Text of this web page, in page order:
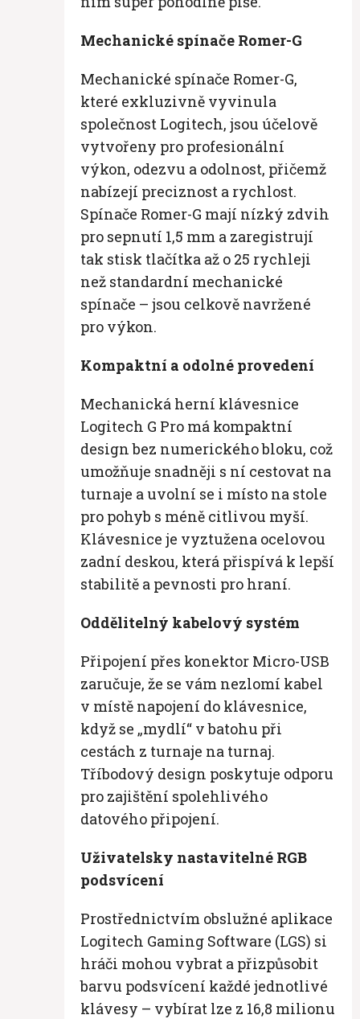
Mechanické spínače Romer-G
Mechanické spínače Romer-G,
které exkluzivně vyvinula
společnost Logitech, jsou účelově
vytvořeny pro profesionální
výkon, odezvu a odolnost, přičemž
nabízejí preciznost a rychlost.
Spínače Romer-G mají nízký zdvih
pro sepnutí 1,5 mm a zaregistrují
tak stisk tlačítka až o 25 rychleji
než standardní mechanické
spínače – jsou celkově navržené
pro výkon.
Kompaktní a odolné provedení
Mechanická herní klávesnice
Logitech G Pro má kompaktní
design bez numerického bloku, což
umožňuje snadněji s ní cestovat na
turnaje a uvolní se i místo na stole
pro pohyb s méně citlivou myší.
Klávesnice je vyztužena ocelovou
zadní deskou, která přispívá k lepší
stabilitě a pevnosti pro hraní.
Oddělitelný kabelový systém
Připojení přes konektor Micro-USB
zaručuje, že se vám nezlomí kabel
v místě napojení do klávesnice,
když se „mydlí“ v batohu při
cestách z turnaje na turnaj.
Tříbodový design poskytuje odporu
pro zajištění spolehlivého
datového připojení.
Uživatelsky nastavitelné RGB
podsvícení
Prostřednictvím obslužné aplikace
Logitech Gaming Software (LGS) si
hráči mohou vybrat a přizpůsobit
barvu podsvícení každé jednotlivé
klávesy – vybírat lze z 16,8 milionu